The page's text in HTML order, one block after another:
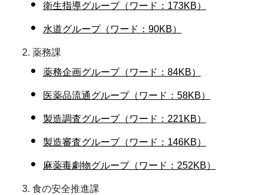
衛生指導グループ（ワード：173KB）
水道グループ（ワード：90KB）
薬務課
薬務企画グループ（ワード：84KB）
医薬品流通グループ（ワード：58KB）
製造調査グループ（ワード：221KB）
製造審査グループ（ワード：146KB）
麻薬毒劇物グループ（ワード：252KB）
食の安全推進課